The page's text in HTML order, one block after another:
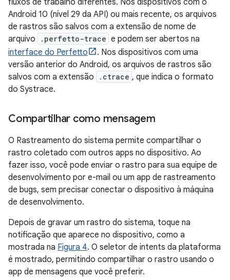
Android 10 (nível 29 da API) ou mais recente, os arquivos
de rastros são salvos com a extensão de nome de
arquivo
.perfetto-trace e podem ser abertos na
interface do Perfetto
. Nos dispositivos com uma
versão anterior do Android, os arquivos de rastros são
salvos com a extensão
.ctrace , que indica o formato
do Systrace.
Compartilhar como mensagem
O Rastreamento do sistema permite compartilhar o
rastro coletado com outros apps no dispositivo. Ao
fazer isso, você pode enviar o rastro para sua equipe de
desenvolvimento por e-mail ou um app de rastreamento
de bugs, sem precisar conectar o dispositivo à máquina
de desenvolvimento.
Depois de gravar um rastro do sistema, toque na
notificação que aparece no dispositivo, como a
mostrada na Figura 4. O seletor de intents da plataforma
é mostrado, permitindo compartilhar o rastro usando o
app de mensagens que você preferir.